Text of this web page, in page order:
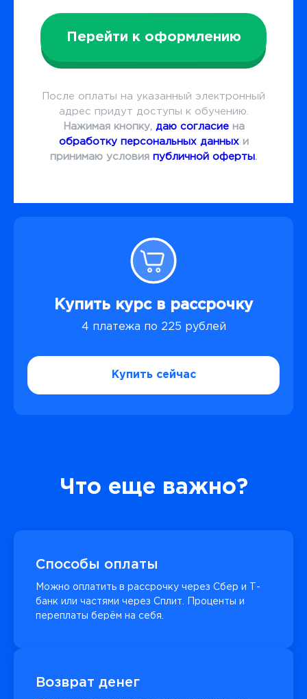
Перейти к оформлению
После оплаты на указанный электронный
адрес придут доступы к обучению.
Нажимая кнопку, даю согласиена
обработку персональных данныхи
принимаю условия публичной оферты.
Купить курс в рассрочку
4 платежа по 225 рублей
Купить сейчас
Что еще важно?
Способы оплаты
Можно оплатить в рассрочку через Сбер и Т-
банк или частями через Сплит. Проценты и
переплаты берём на себя.
Возврат денег